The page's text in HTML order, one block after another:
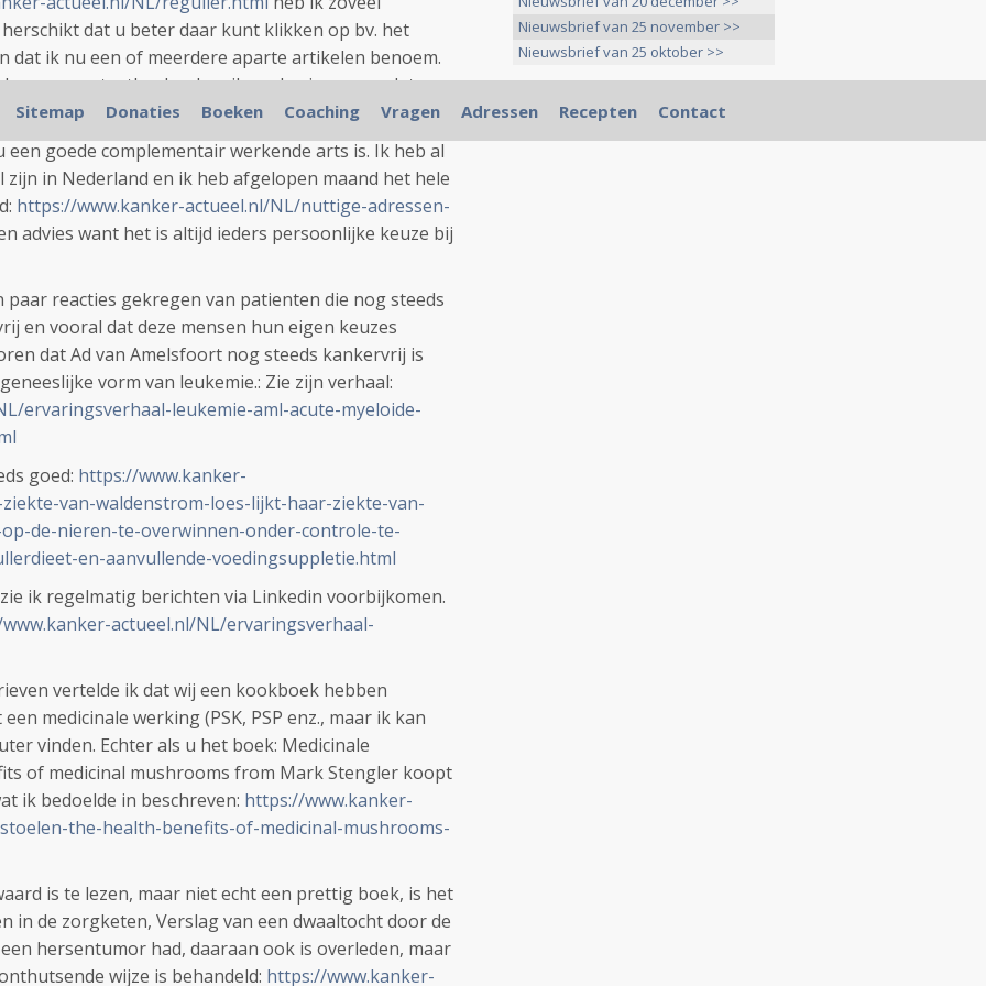
dat u beter daar kunt klikken op bv. het
dat ik nu een of meerdere aparte artikelen benoem.
en prostaatkanker kan ik me herinnneren dat er
een goede complementair werkende arts is. Ik heb al
in Nederland en ik heb afgelopen maand het hele
https://www.kanker-actueel.nl/NL/nuttige-adressen-
advies want het is altijd ieders persoonlijke keuze bij
reacties gekregen van patienten die nog steeds
en vooral dat deze mensen hun eigen keuzes
dat Ad van Amelsfoort nog steeds kankervrij is
vorm van leukemie.: Zie zijn verhaal:
ervaringsverhaal-leukemie-aml-acute-myeloide-
goed: https://www.kanker-
van-waldenstrom-loes-lijkt-haar-ziekte-van-
de-nieren-te-overwinnen-onder-controle-te-
en-aanvullende-voedingsuppletie.html
ik regelmatig berichten via Linkedin voorbijkomen.
actueel.nl/NL/ervaringsverhaal-
vertelde ik dat wij een kookboek hebben
medicinale werking (PSK, PSP enz., maar ik kan
vinden. Echter als u het boek: Medicinale
of medicinal mushrooms from Mark Stengler koopt
ik bedoelde in beschreven: https://www.kanker-
the-health-benefits-of-medicinal-mushrooms-
is te lezen, maar niet echt een prettig boek, is het
in de zorgketen, Verslag van een dwaaltocht door de
hersentumor had, daaraan ook is overleden, maar
wijze is behandeld: https://www.kanker-
Nieuwsbrief van 25 november >>
Nieuwsbrief van 25 oktober >>
Sitemap Donaties Boeken Coaching Vragen Adressen Recepten Contact